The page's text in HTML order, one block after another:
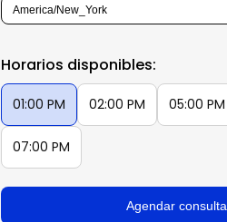
Horarios disponibles:
01:00 PM 02:00 PM 05:00 PM
07:00 PM
Agendar consulta